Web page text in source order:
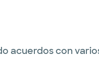
acuerdos con